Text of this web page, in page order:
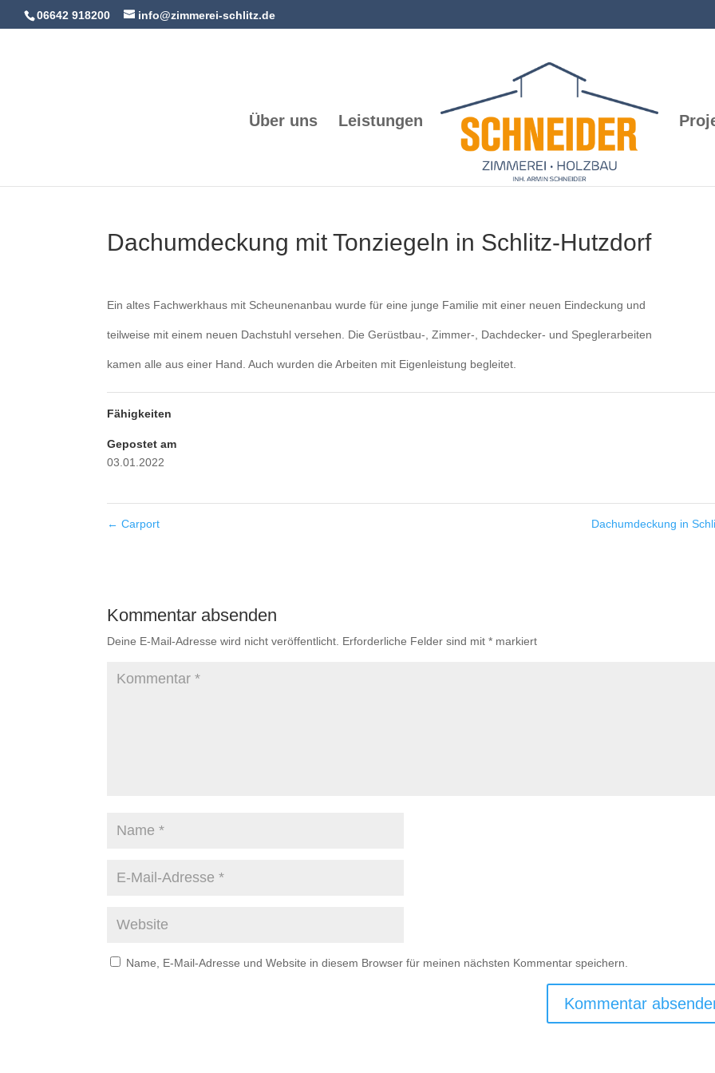
06642 918200 info@zimmerei-schlitz.de
Über uns Leistungen
Dachumdeckung mit Tonziegeln in Schlitz-Hutzdorf
Ein altes Fachwerkhaus mit Scheunenanbau wurde für eine junge Familie mit einer neuen Eindeckung und
teilweise mit einem neuen Dachstuhl versehen. Die Gerüstbau-, Zimmer-, Dachdecker- und Speglerarbeiten
kamen alle aus einer Hand. Auch wurden die Arbeiten mit Eigenleistung begleitet.
Fähigkeiten
Gepostet am
03.01.2022
← Carport Dachumdeckung in
Kommentar absenden
Deine E-Mail-Adresse wird nicht veröffentlicht. Erforderliche Felder sind mit* markiert
Name, E-Mail-Adresse und Website in diesem Browser für meinen nächsten Kommentar speichern.